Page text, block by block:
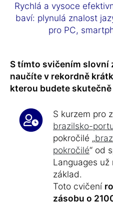
Rychlá a vysoce
baví: plynulá znalost
pro PC,
S tímto svičením slovní
naučíte v rekordně
kterou budete
S kurzem pro
brazilsko-
pokročilé „
pokročilé“ od
Languages
základ.
Toto cvičení
zásobu o